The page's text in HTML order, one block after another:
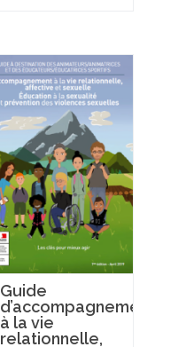
Guide
d’accompagnement
à la vie
relationnelle,